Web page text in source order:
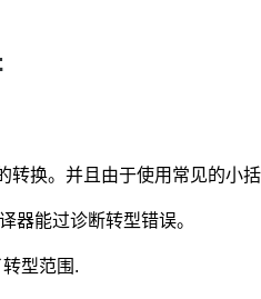
换。并且由于使用常见的小
器能过诊断转型错误。
型范围.